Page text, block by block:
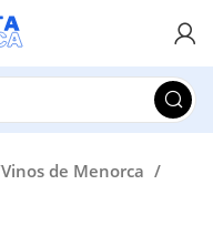
Vinos de Menorca